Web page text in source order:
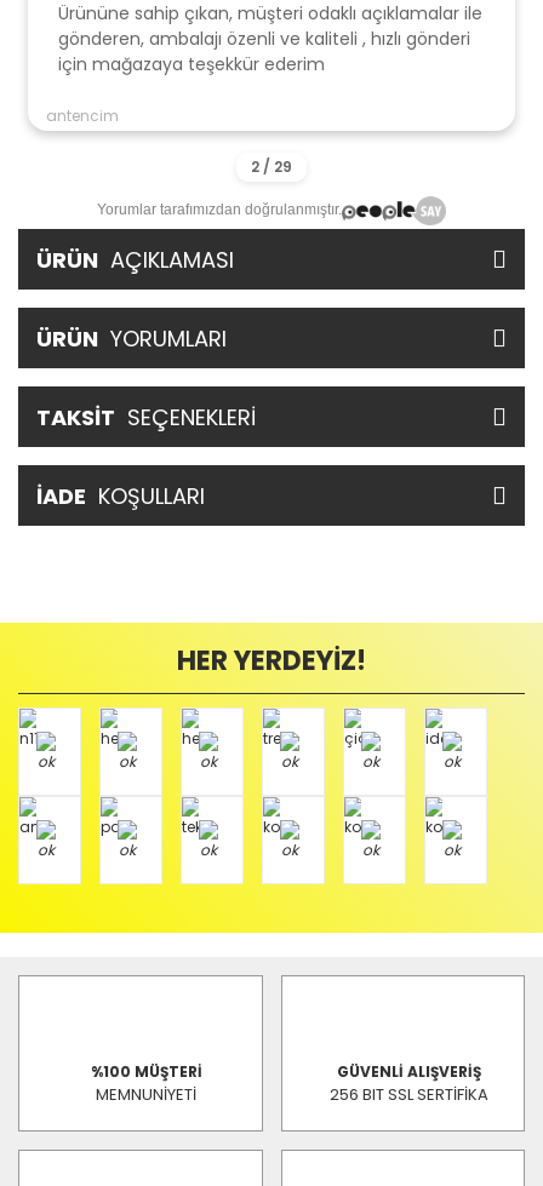
Ürününe sahip çıkan, müşteri odaklı açıklamalar ile
gönderen, ambalajı özenli ve kaliteli , hızlı gönderi
için mağazaya teşekkür ederim
antencim
Yorumlar tarafımızdan doğrulanmıştır.
ÜRÜN AÇIKLAMASI
ÜRÜN YORUMLARI
TAKSİT SEÇENEKLERİ
İADE KOŞULLARI
HER YERDEYİZ!
%100 MÜŞTERİ
MEMNUNİYETİ
GÜVENLİ ALIŞVERİŞ
256 BIT SSL SERTİFİKA